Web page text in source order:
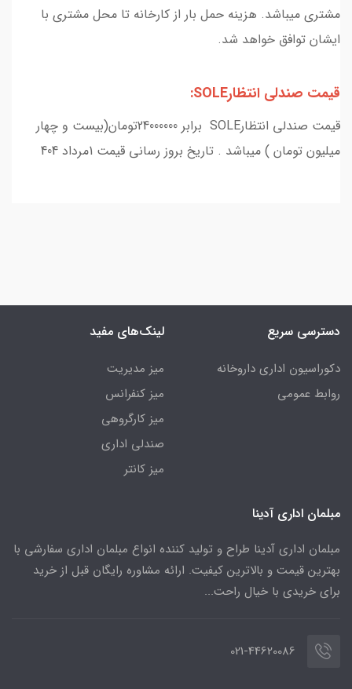
مشتری میباشد. هزینه حمل بار از کارخانه تا محل مشتری با
ایشان توافق خواهد شد.
قیمت صندلی انتظارSOLE:
قیمت صندلی انتظارSOLE برابر 24000000تومان(بیست و چهار
میلیون تومان ) میباشد . تاریخ بروز رسانی قیمت 1مرداد 404
دسترسی سریع
دکوراسیون اداری داروخانه
روابط عمومی
لینک‌های مفید
میز مدیریت
میز کنفرانس
میز کارگروهی
صندلی اداری
میز کانتر
مبلمان اداری آدینا
مبلمان اداری آدینا طراح و تولید کننده انواع مبلمان اداری سفارشی با
بهترین قیمت و بالاترین کیفیت. ارائه مشاوره رایگان قبل از خرید
برای خریدی با خیال راحت...
021-44620086